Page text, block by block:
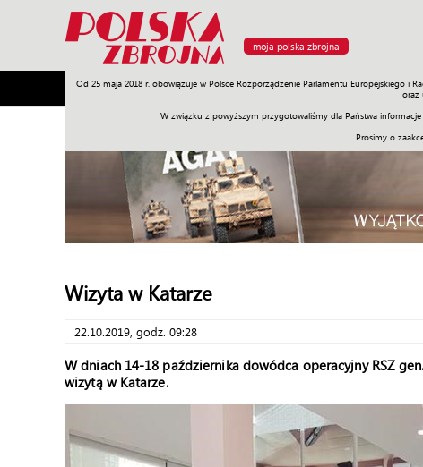
moja polska zbrojna
Od 25 maja 2018 r. obowiązuje w Polsce Rozporządzenie Parlamentu Europejskiego i
oraz
W związku z powyższym przygotowaliśmy dla Państwa
Prosimy o
Armia Poligon Sprzęt Misje Polityka Prawo
Wizyta w Katarze
22.10.2019, godz. 09:28
W dniach 14-18 października dowódca operacyjny RSZ
wizytą w Katarze.